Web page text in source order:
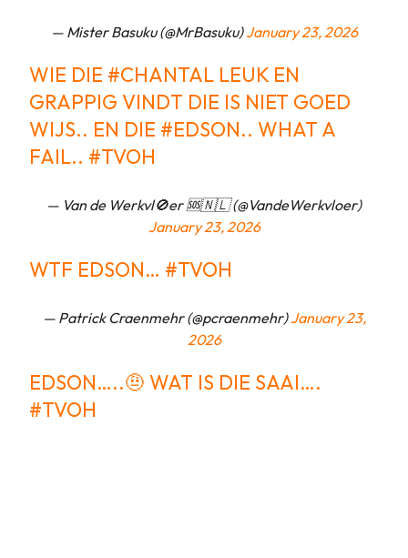
— Mister Basuku (@MrBasuku)January 23, 2026
WIE DIE #CHANTAL LEUK EN
GRAPPIG VINDT DIE IS NIET GOED
WIJS.. EN DIE #EDSON.. WHAT A
FAIL.. #TVOH
— Van de Werkvl🚫er 🆘️🇳🇱 (@VandeWerkvloer)
January 23, 2026
WTF EDSON… #TVOH
— Patrick Craenmehr (@pcraenmehr)January 23,
2026
EDSON…..🤨 WAT IS DIE SAAI….
#TVOH